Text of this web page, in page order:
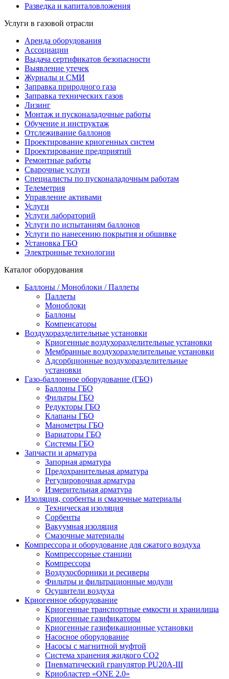
Разведка и капиталовложения
Услуги в газовой отрасли
Аренда оборудования
Ассоциации
Выдача сертификатов безопасности
Выявление утечек
Журналы и СМИ
Заправка природного газа
Заправка технических газов
Лизинг
Монтаж и пусконаладочные работы
Обучение и инструктаж
Отслеживание баллонов
Проектирование криогенных систем
Проектирование предприятий
Ремонтные работы
Сварочные услуги
Специалисты по пусконаладочным работам
Телеметрия
Управление активами
Услуги
Услуги лабораторий
Услуги по испытаниям баллонов
Услуги по нанесению покрытия и обшивке
Установка ГБО
Электронные технологии
Каталог оборудования
Баллоны / Моноблоки / Паллеты
Паллеты
Моноблоки
Баллоны
Компенсаторы
Воздухоразделительные установки
Криогенные воздухоразделительные установки
Мембранные воздухоразделительные установки
Адсорбционные воздухоразделительные
установки
Газо-баллонное оборудование (ГБО)
Баллоны ГБО
Фильтры ГБО
Редукторы ГБО
Клапаны ГБО
Манометры ГБО
Вариаторы ГБО
Системы ГБО
Запчасти и арматура
Запорная арматура
Предохранительная арматура
Регулировочная арматура
Измерительная арматура
Изоляция, сорбенты и смазочные материалы
Техническая изоляция
Сорбенты
Вакуумная изоляция
Смазочные материалы
Компрессора и оборудование для сжатого воздуха
Компрессорные станции
Компрессора
Воздухосборники и ресиверы
Фильтры и фильтрационные модули
Осушители воздуха
Криогенное оборудование
Криогенные транспортные емкости и хранилища
Криогенные газификаторы
Криогенные газификационные установки
Насосное оборудование
Насосы с магнитной муфтой
Система хранения жидкого CO2
Пневматический гранулятор PU20A-III
Криобластер «ONE 2.0»